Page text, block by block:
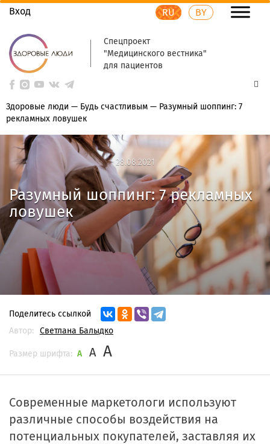
Вход RU BY
Спецпроект
"Медицинского вестника"
для пациентов
Здоровые люди — Будь счастливым — Разумный шоппинг: 7
рекламных ловушек
28.08.2021
28.08.2021
Разумный шоппинг: 7 рекламных
ловушек
Поделитесь ссылкой
Автор:
Светлана Балыдко
Размер шрифта: A A A
Современные маркетологи используют
различные способы воздействия на
потенциальных покупателей, заставляя их